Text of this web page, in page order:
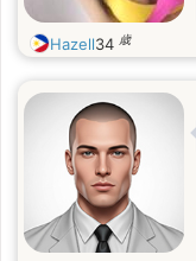
Hazell34 歳